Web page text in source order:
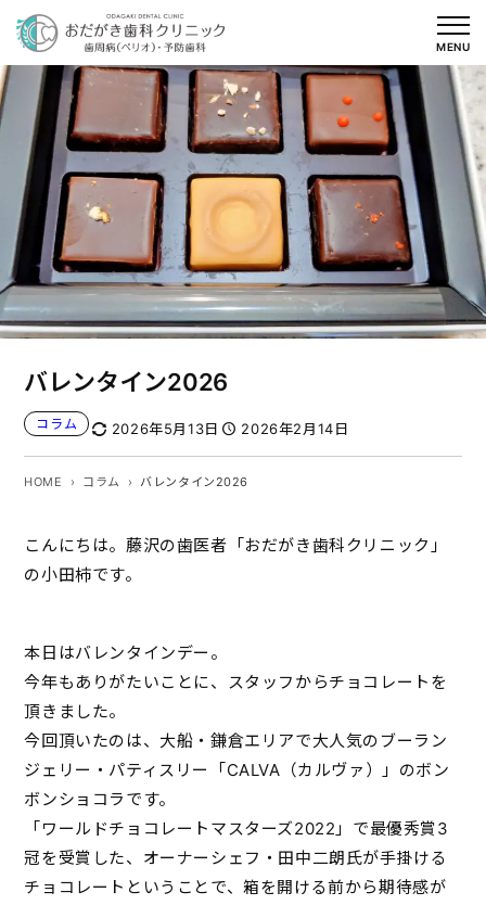
を
ス
キ
MENU
バレンタイン2026
コラム 2026年5月13日 2026年2月14日
HOME コラム バレンタイン2026
こんにちは。藤沢の歯医者「おだがき歯科クリニック」
の小田柿です。
本日はバレンタインデー。
今年もありがたいことに、スタッフからチョコレートを
頂きました。
今回頂いたのは、大船・鎌倉エリアで大人気のブーラン
ジェリー・パティスリー「CALVA（カルヴァ）」のボン
ボンショコラです。
「ワールドチョコレートマスターズ2022」で最優秀賞3
冠を受賞した、オーナーシェフ・田中二朗氏が手掛ける
チョコレートということで、箱を開ける前から期待感が